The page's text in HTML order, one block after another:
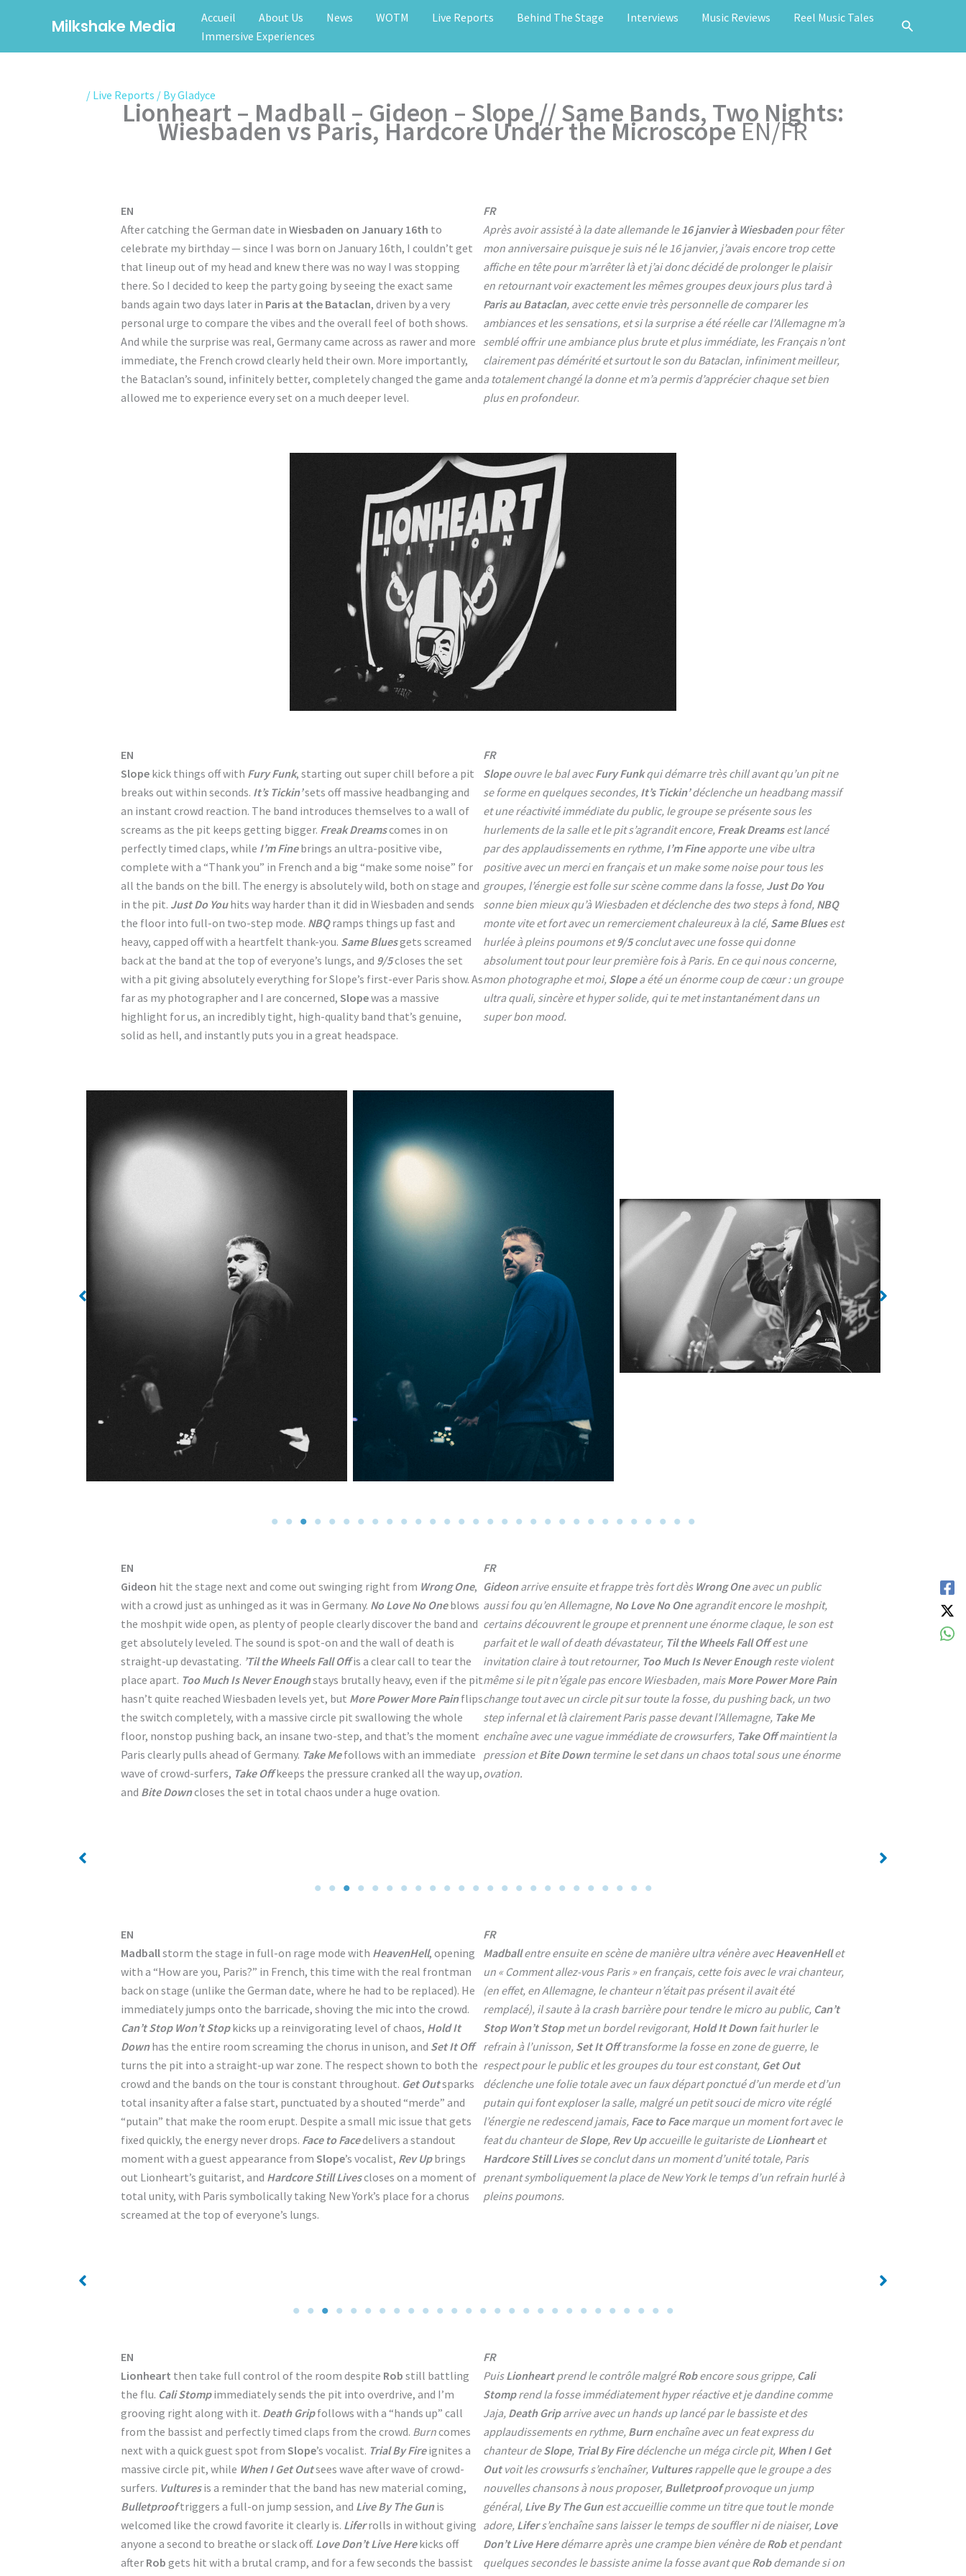
Milkshake Media Accueil About Us News WOTM Live Reports Behind The Stage Interviews Music Reviews
Reel Music Tales
Immersive Experiences
/ Live Reports / ByGladyce
Lionheart – Madball – Gideon – Slope // Same Bands, Two Nights:
Wiesbaden vs Paris, Hardcore Under the MicroscopeEN/FR
EN
After catching the German date in Wiesbaden on January 16th to
celebrate my birthday — since I was born on January 16th, I couldn’t get
that lineup out of my head and knew there was no way I was stopping
there. So I decided to keep the party going by seeing the exact same
bands again two days later in Paris at the Bataclan, driven by a very
personal urge to compare the vibes and the overall feel of both shows.
And while the surprise was real, Germany came across as rawer and more
immediate, the French crowd clearly held their own. More importantly,
the Bataclan’s sound, infinitely better, completely changed the game and
allowed me to experience every set on a much deeper level.
FR
Après avoir assisté à la date allemande le16 janvier à Wiesbadenpour fêter
mon anniversaire puisque je suis né le 16 janvier, j’avais encore trop cette
affiche en tête pour m’arrêter là et j’ai donc décidé de prolonger le plaisir
en retournant voir exactement les mêmes groupes deux jours plus tard à
Paris au Bataclan, avec cette envie très personnelle de comparer les
ambiances et les sensations, et si la surprise a été réelle car l’Allemagne m’a
semblé offrir une ambiance plus brute et plus immédiate, les Français n’ont
clairement pas démérité et surtout le son du Bataclan, infiniment meilleur,
a totalement changé la donne et m’a permis d’apprécier chaque set bien
plus en profondeur.
EN
Slope kick things off with Fury Funk, starting out super chill before a pit
breaks out within seconds. It’s Tickin’sets off massive headbanging and
an instant crowd reaction. The band introduces themselves to a wall of
screams as the pit keeps getting bigger. Freak Dreamscomes in on
perfectly timed claps, while I’m Fine brings an ultra-positive vibe,
complete with a “Thank you” in French and a big “make some noise” for
all the bands on the bill. The energy is absolutely wild, both on stage and
in the pit. Just Do You hits way harder than it did in Wiesbaden and sends
the floor into full-on two-step mode. NBQramps things up fast and
heavy, capped off with a heartfelt thank-you. Same Bluesgets screamed
back at the band at the top of everyone’s lungs, and 9/5closes the set
with a pit giving absolutely everything for Slope’s first-ever Paris show. As
far as my photographer and I are concerned, Slopewas a massive
highlight for us, an incredibly tight, high-quality band that’s genuine,
solid as hell, and instantly puts you in a great headspace.
FR
Slopeouvre le bal avecFury Funkqui démarre très chill avant qu’un pit ne
se forme en quelques secondes, It’s Tickin’déclenche un headbang massif
et une réactivité immédiate du public, le groupe se présente sous les
hurlements de la salle et le pit s’agrandit encore, Freak Dreamsest lancé
par des applaudissements en rythme, I’m Fineapporte une vibe ultra
positive avec un merci en français et un make some noise pour tous les
groupes, l’énergie est folle sur scène comme dans la fosse, Just Do You
sonne bien mieux qu’à Wiesbaden et déclenche des two steps à fond, NBQ
monte vite et fort avec un remerciement chaleureux à la clé, Same Bluesest
hurlée à pleins poumons et9/5conclut avec une fosse qui donne
absolument tout pour leur première fois à Paris. En ce qui nous concerne,
mon photographe et moi, Slopea été un énorme coup de cœur : un groupe
ultra quali, sincère et hyper solide, qui te met instantanément dans un
super bon mood.
No Caption No Caption No Caption
EN
Gideon hit the stage next and come out swinging right from Wrong One,
with a crowd just as unhinged as it was in Germany. No Love No Oneblows
the moshpit wide open, as plenty of people clearly discover the band and
get absolutely leveled. The sound is spot-on and the wall of death is
straight-up devastating. ’Til the Wheels Fall Offis a clear call to tear the
place apart. Too Much Is Never Enoughstays brutally heavy, even if the pit
hasn’t quite reached Wiesbaden levels yet, but More Power More Painflips
the switch completely, with a massive circle pit swallowing the whole
floor, nonstop pushing back, an insane two-step, and that’s the moment
Paris clearly pulls ahead of Germany. Take Mefollows with an immediate
wave of crowd-surfers, Take Off keeps the pressure cranked all the way up,
and Bite Downcloses the set in total chaos under a huge ovation.
FR
Gideonarrive ensuite et frappe très fort dès Wrong Oneavec un public
aussi fou qu’en Allemagne, No Love No Oneagrandit encore le moshpit,
certains découvrent le groupe et prennent une énorme claque, le son est
parfait et le wall of death dévastateur, Til the Wheels Fall Offest une
invitation claire à tout retourner, Too Much Is Never Enoughreste violent
même si le pit n’égale pas encore Wiesbaden, maisMore Power More Pain
change tout avec un circle pit sur toute la fosse, du pushing back, un two
step infernal et là clairement Paris passe devant l’Allemagne, Take Me
enchaîne avec une vague immédiate de crowsurfers, Take Offmaintient la
pression etBite Downtermine le set dans un chaos total sous une énorme
ovation.
EN
Madballstorm the stage in full-on rage mode with HeavenHell, opening
with a “How are you, Paris?” in French, this time with the real frontman
back on stage (unlike the German date, where he had to be replaced). He
immediately jumps onto the barricade, shoving the mic into the crowd.
Can’t Stop Won’t Stopkicks up a reinvigorating level of chaos, Hold It
Downhas the entire room screaming the chorus in unison, and Set It Off
turns the pit into a straight-up war zone. The respect shown to both the
crowd and the bands on the tour is constant throughout. Get Outsparks
total insanity after a false start, punctuated by a shouted “merde” and
“putain” that make the room erupt. Despite a small mic issue that gets
fixed quickly, the energy never drops. Face to Facedelivers a standout
moment with a guest appearance from Slope’s vocalist, Rev Upbrings
out Lionheart’s guitarist, and Hardcore Still Livescloses on a moment of
total unity, with Paris symbolically taking New York’s place for a chorus
screamed at the top of everyone’s lungs.
FR
Madballentre ensuite en scène de manière ultra vénère avecHeavenHellet
un « Comment allez-vous Paris » en français, cette fois avec le vrai chanteur,
(en effet, en Allemagne, le chanteur n’était pas présent il avait été
remplacé), il saute à la crash barrière pour tendre le micro au public, Can’t
Stop Won’t Stopmet un bordel revigorant, Hold It Downfait hurler le
refrain à l’unisson, Set It Offtransforme la fosse en zone de guerre, le
respect pour le public et les groupes du tour est constant, Get Out
déclenche une folie totale avec un faux départ ponctué d’un merde et d’un
putain qui font exploser la salle, malgré un petit souci de micro vite réglé
l’énergie ne redescend jamais, Face to Facemarque un moment fort avec le
feat du chanteur deSlope, Rev Upaccueille le guitariste deLionheartet
Hardcore Still Livesse conclut dans un moment d’unité totale, Paris
prenant symboliquement la place de New York le temps d’un refrain hurlé à
pleins poumons.
EN
Lionheart then take full control of the room despite Rob still battling
the flu. Cali Stompimmediately sends the pit into overdrive, and I’m
grooving right along with it. Death Gripfollows with a “hands up” call
from the bassist and perfectly timed claps from the crowd. Burncomes
next with a quick guest spot from Slope’s vocalist. Trial By Fire ignites a
massive circle pit, while When I Get Outsees wave after wave of crowd-
surfers. Vulturesis a reminder that the band has new material coming,
Bulletprooftriggers a full-on jump session, and Live By The Gun is
welcomed like the crowd favorite it clearly is. Liferrolls in without giving
anyone a second to breathe or slack off. Love Don’t Live Herekicks off
after Rob gets hit with a brutal cramp, and for a few seconds the bassist
FR
PuisLionheartprend le contrôle malgréRobencore sous grippe, Cali
Stomprend la fosse immédiatement hyper réactive et je dandine comme
Jaja, Death Griparrive avec un hands up lancé par le bassiste et des
applaudissements en rythme, Burnenchaîne avec un feat express du
chanteur deSlope, Trial By Firedéclenche un méga circle pit, When I Get
Out voit les crowsurfs s’enchaîner, Vulturesrappelle que le groupe a des
nouvelles chansons à nous proposer, Bulletproofprovoque un jump
général, Live By The Gunest accueillie comme un titre que tout le monde
adore, Lifers’enchaîne sans laisser le temps de souffler ni de niaiser, Love
Don’t Live Heredémarre après une crampe bien vénère deRobet pendant
quelques secondes le bassiste anime la fosse avant queRobdemande si on